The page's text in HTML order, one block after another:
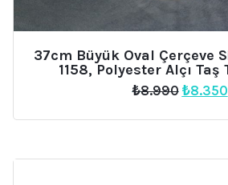
37cm Büyük Oval Çerçeve
1158, Polyester Alçı Taş
₺8.990 Orijinal
₺8.990.
₺8.350